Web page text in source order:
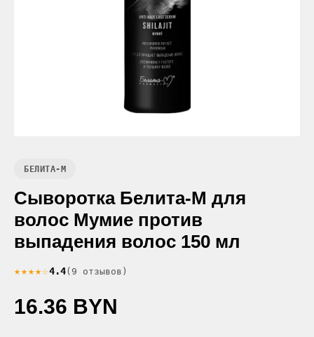
БЕЛИТА-М
Сыворотка Белита-М для
волос Мумие против
выпадения волос 150 мл
★★★★☆4.4(9 отзывов)
16.36 BYN